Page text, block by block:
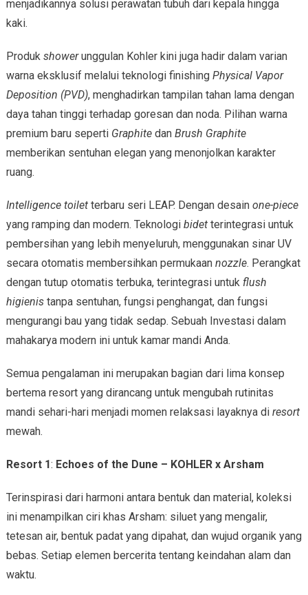
menjadikannya solusi perawatan tubuh dari kepala hingga
kaki.
Produk showerunggulan Kohler kini juga hadir dalam varian
warna eksklusif melalui teknologi finishing Physical Vapor
Deposition (PVD), menghadirkan tampilan tahan lama dengan
daya tahan tinggi terhadap goresan dan noda. Pilihan warna
premium baru seperti Graphitedan Brush Graphite
memberikan sentuhan elegan yang menonjolkan karakter
ruang.
Intelligence toilet terbaru seri LEAP. Dengan desain one-piece
yang ramping dan modern. Teknologi bidet terintegrasi untuk
pembersihan yang lebih menyeluruh, menggunakan sinar UV
secara otomatis membersihkan permukaan nozzle. Perangkat
dengan tutup otomatis terbuka, terintegrasi untuk flush
higienis tanpa sentuhan, fungsi penghangat, dan fungsi
mengurangi bau yang tidak sedap. Sebuah Investasi dalam
mahakarya modern ini untuk kamar mandi Anda.
Semua pengalaman ini merupakan bagian dari lima konsep
bertema resort yang dirancang untuk mengubah rutinitas
mandi sehari-hari menjadi momen relaksasi layaknya di resort
mewah.
Resort 1: Echoes of the Dune – KOHLER x Arsham
Terinspirasi dari harmoni antara bentuk dan material, koleksi
ini menampilkan ciri khas Arsham: siluet yang mengalir,
tetesan air, bentuk padat yang dipahat, dan wujud organik yang
bebas. Setiap elemen bercerita tentang keindahan alam dan
waktu.